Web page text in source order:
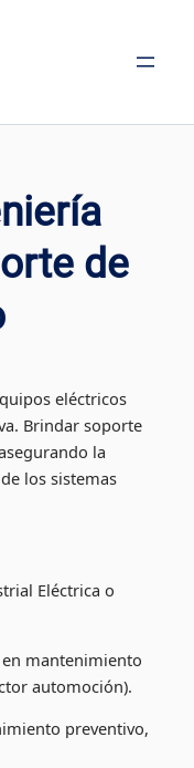
de
eléctricos
Brindar soporte
la
los sistemas
Eléctrica o
en mantenimiento
automoción).
preventivo,